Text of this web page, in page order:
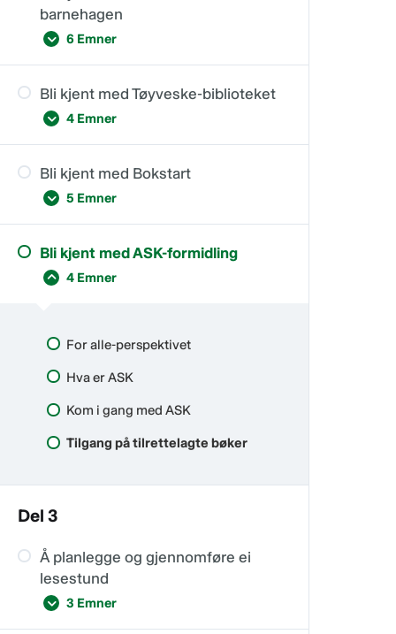
barnehagen
6 Emner
Korleis vert bøker brukt i
barnehagen?
bøker
Å bade barna i bøker
Bli kjent med Tøyveske-biblioteket
4 Emner
Kom i gang med
tøyveskebiblioteket
Erfaringer fra Nordland:
Bli kjent med Bokstart
5 Emner
Møter med småbarnsfamilier
Bli kjent med ASK-formidling
4 Emner
For alle-perspektivet
Hva er ASK
Kom i gang med ASK
Tilgang på tilrettelagte bøker
Del 3
Å planlegge og gjennomføre ei
lesestund
3 Emner